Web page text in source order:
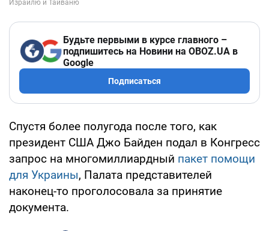
Будьте первыми в курсе главного –
подпишитесь на Новини на OBOZ.UA в
Google
Подписаться
Спустя более полугода после того, как
президент США Джо Байден подал в Конгресс
запрос на многомиллиардный пакет помощи
для Украины, Палата представителей
наконец-то проголосовала за принятие
документа.